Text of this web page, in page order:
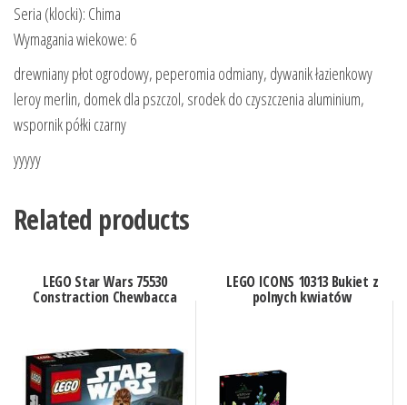
Seria (klocki): Chima
Wymagania wiekowe: 6
drewniany płot ogrodowy, peperomia odmiany, dywanik łazienkowy
leroy merlin, domek dla pszczol, srodek do czyszczenia aluminium,
wspornik półki czarny
yyyyy
Related products
LEGO Star Wars 75530
Constraction Chewbacca
LEGO ICONS 10313 Bukiet z
polnych kwiatów